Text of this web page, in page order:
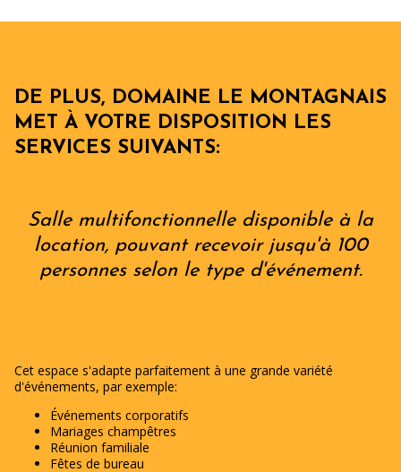
DE PLUS, DOMAINE LE MONTAGNAIS
MET À VOTRE DISPOSITION LES
SERVICES SUIVANTS:
Salle multifonctionnelle disponible à la
location, pouvant recevoir jusqu'à 100
personnes selon le type d'événement.
Cet espace s'adapte parfaitement à une grande variété
d'événements, par exemple:
Événements corporatifs
Mariages champêtres
Réunion familiale
Fêtes de bureau